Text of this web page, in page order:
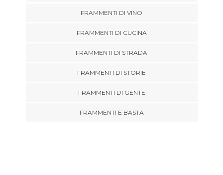
FRAMMENTI DI VINO
FRAMMENTI DI CUCINA
FRAMMENTI DI STRADA
FRAMMENTI DI STORIE
FRAMMENTI DI GENTE
FRAMMENTI E BASTA